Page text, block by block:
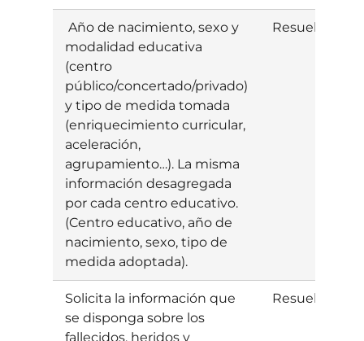
Año de nacimiento, sexo y
modalidad educativa
(centro
público/concertado/privado)
y tipo de medida tomada
(enriquecimiento curricular,
aceleración,
agrupamiento…). La misma
información desagregada
por cada centro educativo.
(Centro educativo, año de
nacimiento, sexo, tipo de
medida adoptada).
Resuelta
Solicita la información que
se disponga sobre los
fallecidos, heridos y
Resuelta